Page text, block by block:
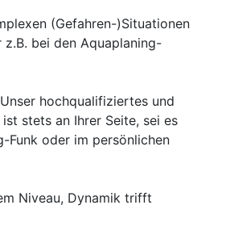
(Gefahren-)Situationen
z.B. bei den Aquaplaning-
hochqualifiziertes und
stets an Ihrer Seite, sei es
Funk oder im persönlichen
Niveau, Dynamik trifft